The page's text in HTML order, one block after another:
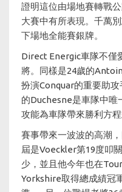
證明這位由場地賽轉戰
大賽中有所表現。千萬
下場地全能賽銀牌。
Direct Energic車隊不僅
將。同樣是24歲的
扮演Conquar的重要助
的Duchesne是車隊中唯
攻能為車隊帶來勝利方程
賽事帶來一波波的高潮
屆是Voeckler第19度叩
少，並且他今年也在
Yorkshire取得總成績冠